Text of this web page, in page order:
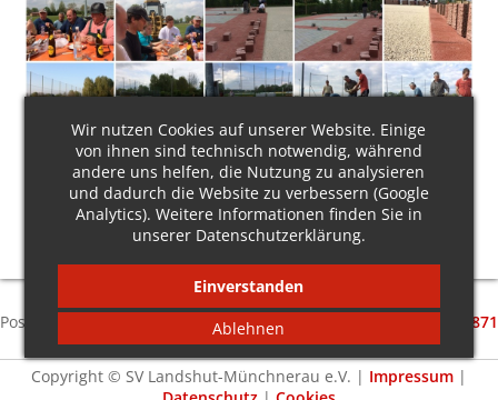
Postanschrift: Am Eisweiher 30 • 84034 Landshut • Tel.
+49 (0) 871
9654064•info@sv-landshut-muenchnerau.de
Copyright © SV Landshut-Münchnerau e.V. | Impressum |
Wir nutzen Cookies auf unserer Website. Einige
von ihnen sind technisch notwendig, während
andere uns helfen, die Nutzung zu analysieren
und dadurch die Website zu verbessern (Google
Analytics). Weitere Informationen finden Sie in
unserer Datenschutzerklärung.
Einverstanden
Ablehnen